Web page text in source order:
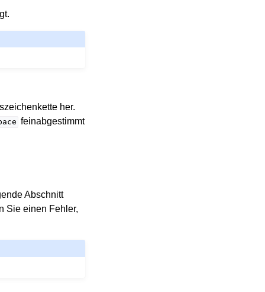
her.
feinabgestimmt
Abschnitt
Sie einen Fehler,